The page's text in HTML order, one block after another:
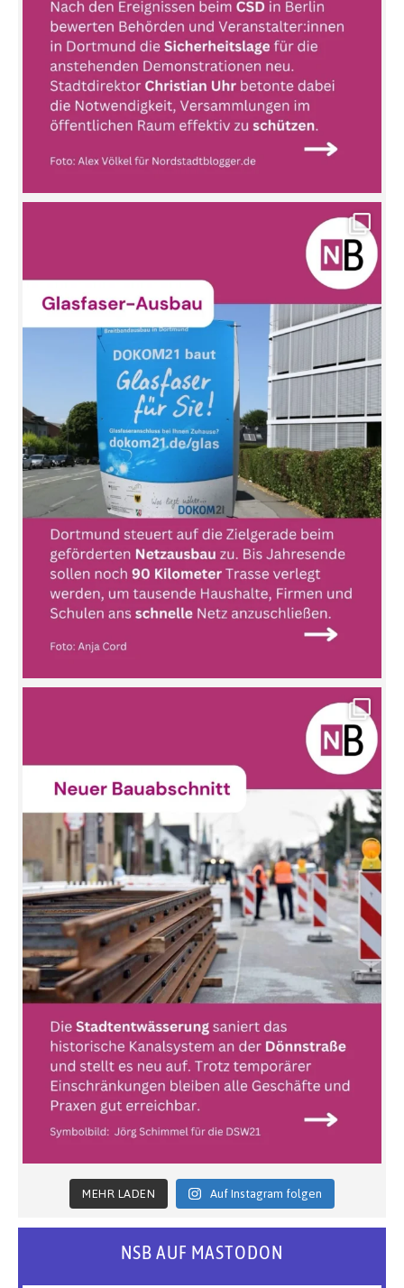
MEHR LADEN Auf Instagram folgen
NSB AUF MASTODON